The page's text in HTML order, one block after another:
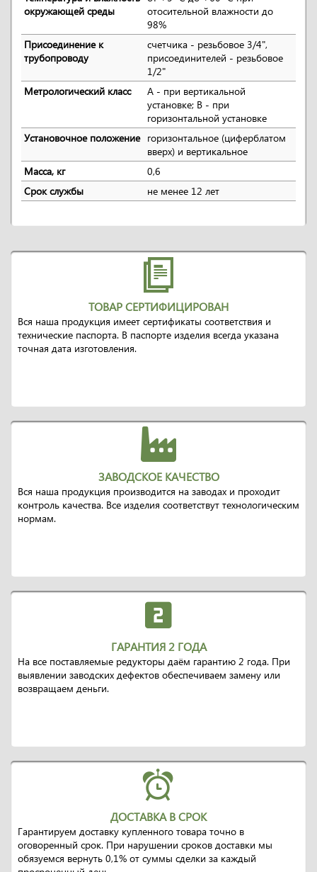
окружающей среды
отосительной влажности до
98%
Присоединение к
трубопроводу
счетчика - резьбовое 3/4",
присоединителей - резьбовое
1/2"
Метрологический класс
A - при вертикальной
установке; B - при
горизонтальной установке
Установочное положение горизонтальное (циферблатом
вверх) и вертикальное
Масса, кг
0,6
Срок службы
не менее 12 лет
ТОВАР СЕРТИФИЦИРОВАН
Вся наша продукция имеет сертификаты соответствия и
технические паспорта. В паспорте изделия всегда указана
точная дата изготовления.
ЗАВОДСКОЕ КАЧЕСТВО
Вся наша продукция производится на заводах и проходит
контроль качества. Все изделия соответствут технологическим
нормам.
ГАРАНТИЯ 2 ГОДА
На все поставляемые редукторы даём гарантию 2 года. При
выявлении заводских дефектов обеспечиваем замену или
возвращаем деньги.
ДОСТАВКА В СРОК
Гарантируем доставку купленного товара точно в
оговоренный срок. При нарушении сроков доставки мы
обязуемся вернуть 0,1% от суммы сделки за каждый